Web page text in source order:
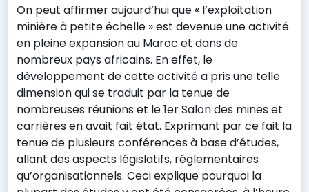
On peut affirmer aujourd’hui que « l’exploitation
minière à petite échelle » est devenue une activité
en pleine expansion au Maroc et dans de
nombreux pays africains. En effet, le
développement de cette activité a pris une telle
dimension qui se traduit par la tenue de
nombreuses réunions et le 1er Salon des mines et
carrières en avait fait état. Exprimant par ce fait la
tenue de plusieurs conférences à base d’études,
allant des aspects législatifs, réglementaires
qu’organisationnels. Ceci explique pourquoi la